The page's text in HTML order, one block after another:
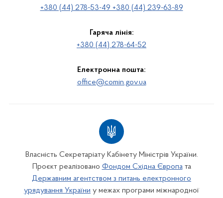
+380 (44) 278-53-49 +380 (44) 239-63-89
Гаряча лінія:
+380 (44) 278-64-52
Електронна пошта:
office@comin.gov.ua
Власність Секретаріату Кабінету Міністрів України.
Проєкт реалізовано Фондом Східна Європата
Державним агентством з питань електронного
урядування України у межах програми міжнародної